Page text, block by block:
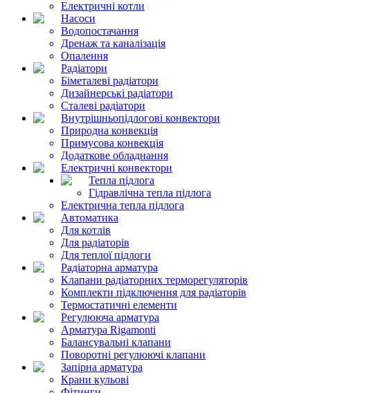
Електричні котли
Насоси
Водопостачання
Дренаж та каналізація
Опалення
Радіатори
Біметалеві радіатори
Дизайнерські радіатори
Сталеві радіатори
Внутрішньопідлогові конвектори
Природна конвекція
Примусова конвекція
Додаткове обладнання
Електричні конвектори
Тепла підлога
Гідравлічна тепла підлога
Електрична тепла підлога
Автоматика
Для котлів
Для радіаторів
Для теплої підлоги
Радіаторна арматура
Клапани радіаторних терморегуляторів
Комплекти підключення для радіаторів
Термостатичні елементи
Регулююча арматура
Арматура Rigamonti
Балансувальні клапани
Поворотні регулюючі клапани
Запірна арматура
Крани кульові